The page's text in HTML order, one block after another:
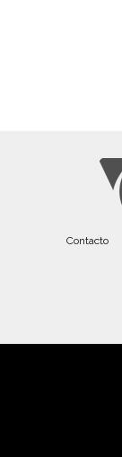
Contacto